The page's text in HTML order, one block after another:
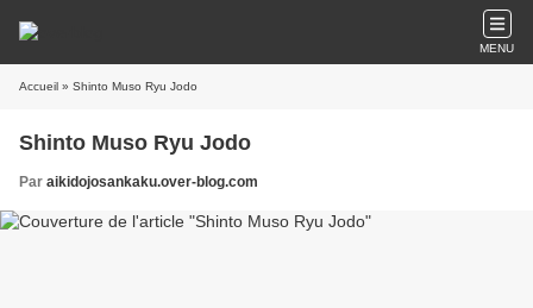
MENU
Accueil » Shinto Muso Ryu Jodo
Shinto Muso Ryu Jodo
Par aikidojosankaku.over-blog.com